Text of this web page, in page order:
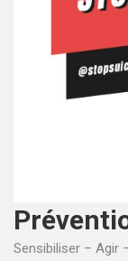
Sensibiliser – Agir